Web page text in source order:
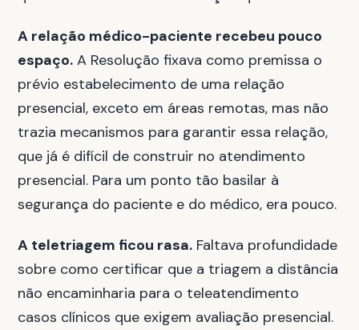
A relação médico-paciente recebeu pouco
espaço. A Resolução fixava como premissa o
prévio estabelecimento de uma relação
presencial, exceto em áreas remotas, mas não
trazia mecanismos para garantir essa relação,
que já é difícil de construir no atendimento
presencial. Para um ponto tão basilar à
segurança do paciente e do médico, era pouco.
A teletriagem ficou rasa. Faltava profundidade
sobre como certificar que a triagem a distância
não encaminharia para o teleatendimento
casos clínicos que exigem avaliação presencial.